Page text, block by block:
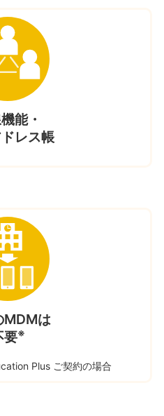
能・
レス帳
MDMは
要※
Plus ご契約の場合